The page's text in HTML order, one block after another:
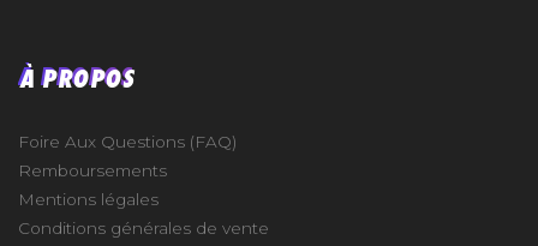
À PROPOS
Foire Aux Questions (FAQ)
Remboursements
Mentions légales
Conditions générales de vente